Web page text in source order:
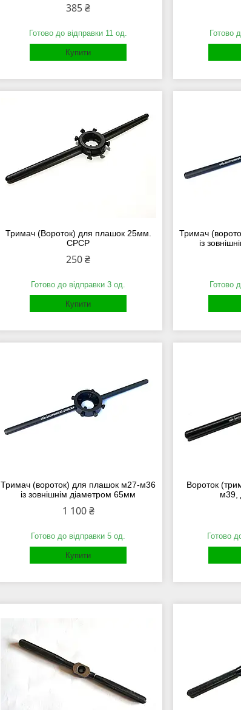
385 ₴
Готово до відправки 11 од.
Купити
Готово
Тримач (Вороток) для плашок 25мм.
СРСР
250 ₴
Готово до відправки 3 од.
Купити
Тримач
із
Готово
Тримач (вороток) для плашок м27-м36
із зовнішнім діаметром 65мм
1 100 ₴
Готово до відправки 5 од.
Купити
Вороток
м39,
Готово